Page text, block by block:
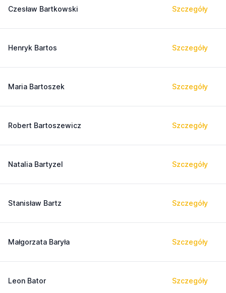
Czesław Bartkowski Szczegóły
Henryk Bartos Szczegóły
Maria Bartoszek Szczegóły
Robert Bartoszewicz Szczegóły
Natalia Bartyzel Szczegóły
Stanisław Bartz Szczegóły
Małgorzata Baryła Szczegóły
Leon Bator Szczegóły